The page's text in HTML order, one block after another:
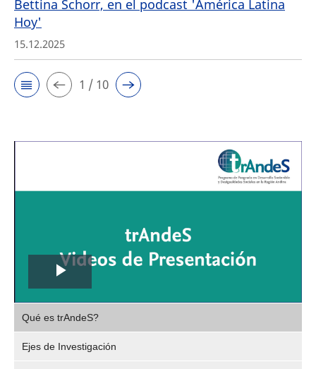
Bettina Schorr, en el podcast 'América Latina
Hoy'
15.12.2025
1 / 10
Play
Video
Qué es trAndeS?
Ejes de Investigación